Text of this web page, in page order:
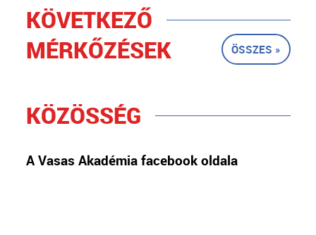
KÖVETKEZŐ
MÉRKŐZÉSEK
ÖSSZES »
KÖZÖSSÉG
A Vasas Akadémia facebook oldala